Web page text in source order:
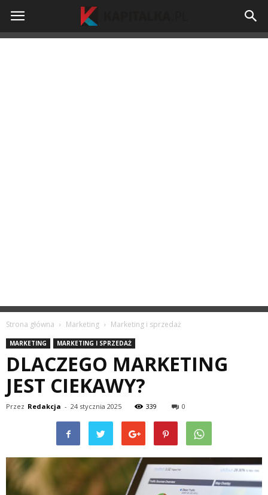
kapitalka.pl
Strona główna Marketing Marketing i sprzedaż
MARKETING MARKETING I SPRZEDAŻ
DLACZEGO MARKETING
JEST CIEKAWY?
Przez Redakcja - 24 stycznia 2025 339 0